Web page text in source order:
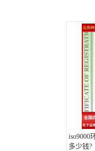
iso9000
多少钱?